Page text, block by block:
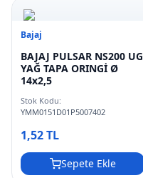
Bajaj
BAJAJ PULSAR NS200 UG
YAĞ TAPA ORINGİ Ø
14x2,5
Stok Kodu:
YMM0151D01P5007402
1,52 TL
Sepete Ekle